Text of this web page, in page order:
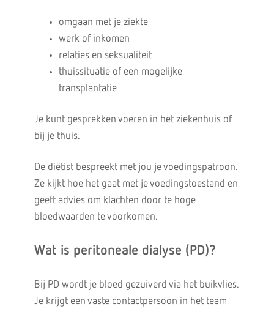
omgaan met je ziekte
werk of inkomen
relaties en seksualiteit
thuissituatie of een mogelijke
transplantatie
Je kunt gesprekken voeren in het ziekenhuis of
bij je thuis.
De diëtist bespreekt met jou je voedingspatroon.
Ze kijkt hoe het gaat met je voedingstoestand en
geeft advies om klachten door te hoge
bloedwaarden te voorkomen.
Wat is peritoneale dialyse (PD)?
Bij PD wordt je bloed gezuiverd via het buikvlies.
Je krijgt een vaste contactpersoon in het team